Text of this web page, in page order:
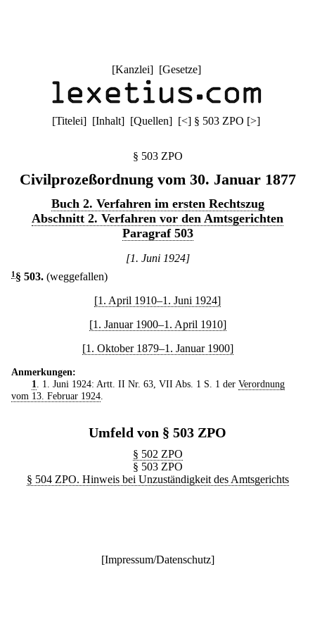
[Kanzlei] [Gesetze]
[Titelei] [Inhalt] [Quellen] [<] § 503 ZPO [>]
§ 503 ZPO
Civilprozeßordnung vom 30. Januar 1877
Buch 2. Verfahren im ersten Rechtszug
Abschnitt 2. Verfahren vor den Amtsgerichten
Paragraf 503
[1. Juni 1924]
1 § 503. (weggefallen)
[1. April 1910–1. Juni 1924]
[1. Januar 1900–1. April 1910]
[1. Oktober 1879–1. Januar 1900]
Anmerkungen:
1
. 1. Juni 1924: Artt. II Nr. 63, VII Abs. 1 S. 1 der Verordnung
vom 13. Februar 1924
Umfeld von § 503 ZPO
§ 502 ZPO
§ 503 ZPO
§ 504 ZPO. Hinweis bei Unzuständigkeit des Amtsgerichts
[Impressum/Datenschutz]